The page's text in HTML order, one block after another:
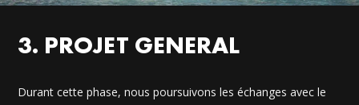
3. PROJET GENERAL
Durant cette phase, nous poursuivons les échanges avec le